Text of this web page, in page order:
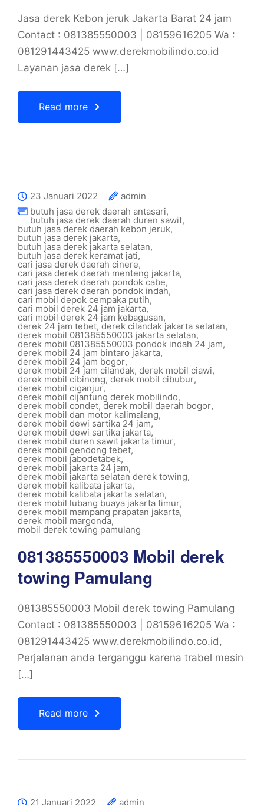
Jasa derek Kebon jeruk Jakarta Barat 24 jam
Contact : 081385550003 | 08159616205 Wa :
081291443425 www.derekmobilindo.co.id
Layanan jasa derek […]
Read more
23 Januari 2022
admin
butuh jasa derek daerah antasari,
butuh jasa derek daerah duren sawit,
butuh jasa derek daerah kebon jeruk,
butuh jasa derek jakarta,
butuh jasa derek jakarta selatan,
butuh jasa derek keramat jati,
cari jasa derek daerah cinere,
cari jasa derek daerah menteng jakarta,
cari jasa derek daerah pondok cabe,
cari jasa derek daerah pondok indah,
cari mobil depok cempaka putih,
cari mobil derek 24 jam jakarta,
cari mobil derek 24 jam kebagusan,
derek 24 jam tebet,derek cilandak jakarta selatan,
derek mobil 081385550003 jakarta selatan,
derek mobil 081385550003 pondok indah 24 jam,
derek mobil 24 jam bintaro jakarta,
derek mobil 24 jam bogor,
derek mobil 24 jam cilandak, derek mobil ciawi,
derek mobil cibinong, derek mobil cibubur,
derek mobil ciganjur,
derek mobil cijantung derek mobilindo,
derek mobil condet, derek mobil daerah bogor,
derek mobil dan motor kalimalang,
derek mobil dewi sartika 24 jam,
derek mobil dewi sartika jakarta,
derek mobil duren sawit jakarta timur,
derek mobil gendong tebet,
derek mobil jabodetabek,
derek mobil jakarta 24 jam,
derek mobil jakarta selatan derek towing,
derek mobil kalibata jakarta,
derek mobil kalibata jakarta selatan,
derek mobil lubang buaya jakarta timur,
derek mobil mampang prapatan jakarta,
derek mobil margonda,
mobil derek towing pamulang
081385550003 Mobil derek
towing Pamulang
081385550003 Mobil derek towing Pamulang
Contact : 081385550003 | 08159616205 Wa :
081291443425 www.derekmobilindo.co.id,
Perjalanan anda terganggu karena trabel mesin
[…]
Read more
21 Januari 2022 admin